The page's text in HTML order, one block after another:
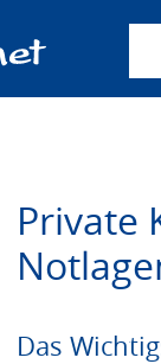
Private
Das